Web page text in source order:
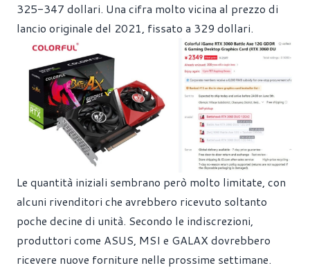
325-347 dollari. Una cifra molto vicina al prezzo di
lancio originale del 2021, fissato a 329 dollari.
Le quantità iniziali sembrano però molto limitate, con
alcuni rivenditori che avrebbero ricevuto soltanto
poche decine di unità. Secondo le indiscrezioni,
produttori come ASUS, MSI e GALAX dovrebbero
ricevere nuove forniture nelle prossime settimane.